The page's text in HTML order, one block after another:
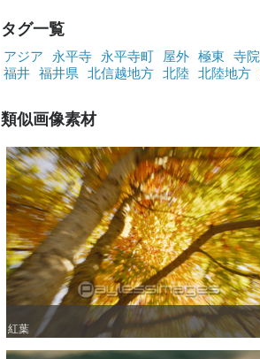
タグ一覧
アジア 永平寺 永平寺町 屋外 極東 寺院
福井 福井県 北信越地方 北陸 北陸地方
類似画像素材
紅葉
紅葉